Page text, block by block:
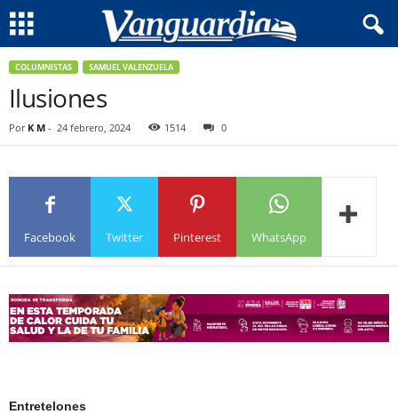
COLUMNISTAS SAMUEL VALENZUELA
Ilusiones
Por K M - 24 febrero, 2024 1514 0
Facebook Twitter Pinterest WhatsApp
Entretelones